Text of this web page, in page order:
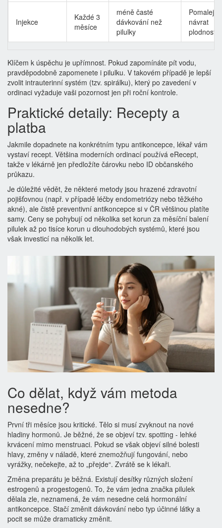
Injekce
Každé 3
měsíce
méně časté
dávkování než
pilulky
Pomalejší
návrat
plodnosti
Klíčem k úspěchu je upřímnost. Pokud zapomínáte pít vodu,
pravděpodobně zapomenete i pilulku. V takovém případě je lepší
zvolit intrauterinní systém (tzv. spirálku), který po zavedení v
ordinaci vyžaduje vaši pozornost jen při roční kontrole.
Praktické detaily: Recepty a
platba
Jakmile dopadnete na konkrétním typu antikoncepce, lékař vám
vystaví recept. Většina moderních ordinací používá eRecept,
takže v lékárně jen předložíte čárovku nebo ID občanského
průkazu.
Je důležité vědět, že některé metody jsou hrazené zdravotní
pojišťovnou (např. v případě léčby endometriózy nebo těžkého
akné), ale čistě preventivní antikoncepce si v ČR většinou platíte
samy. Ceny se pohybují od několika set korun za měsíční balení
pilulek až po tisíce korun u dlouhodobých systémů, které jsou
však investicí na několik let.
Co dělat, když vám metoda
nesedne?
První tři měsíce jsou kritické. Tělo si musí zvyknout na nové
hladiny hormonů. Je běžné, že se objeví tzv. spotting - lehké
krvácení mimo menstruaci. Pokud se však objeví silné bolesti
hlavy, změny v náladě, které znemožňují fungování, nebo
vyrážky, nečekejte, až to „přejde“. Zvrátě se k lékaři.
Změna preparátu je běžná. Existují desítky různých složení
estrogenů a progestogenů. To, že vám jedna značka pilulek
dělala zle, neznamená, že vám nesedne celá hormonální
antikoncepce. Stačí změnit dávkování nebo typ účinné látky a
pocit se může dramaticky změnit.